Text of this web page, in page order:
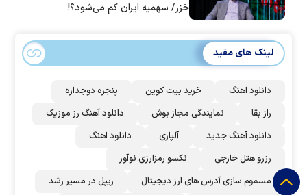
خزر/ سهمیه ایران کم می‌شود؟!
لینک های مفید
دانلود اهنگ خرید بیت کوین
پنجره دوجداره
راز بقا
نمایندگی مجاز بوش
دانلود آهنگ رز‌ موزیک
دانلود آهنگ جدید
آلپاری
دانلود اهنگ
رزرو هتل خارجی
نکسو رمزارزی نوآور
مسموم سازی آدرس های ارز دیجیتال
ریپل در مسیر رشد